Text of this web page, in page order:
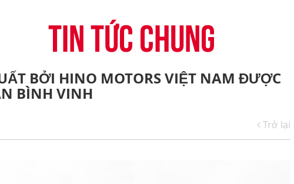
TIN TỨC CHUNG
BỞI HINO MOTORS VIỆT NAM ĐƯỢC
BÌNH VINH
Trở lại